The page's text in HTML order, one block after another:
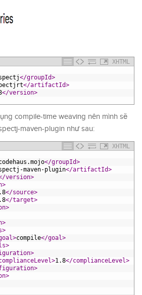
XHTML
</groupId>
</artifactId>
</version>
compile-time weaving nên mình sẽ
maven-plugin như sau:
XHTML
</groupId>
maven-plugin</artifactId>
version>
</source>
</target>
compile</goal>
1.8</complianceLevel>